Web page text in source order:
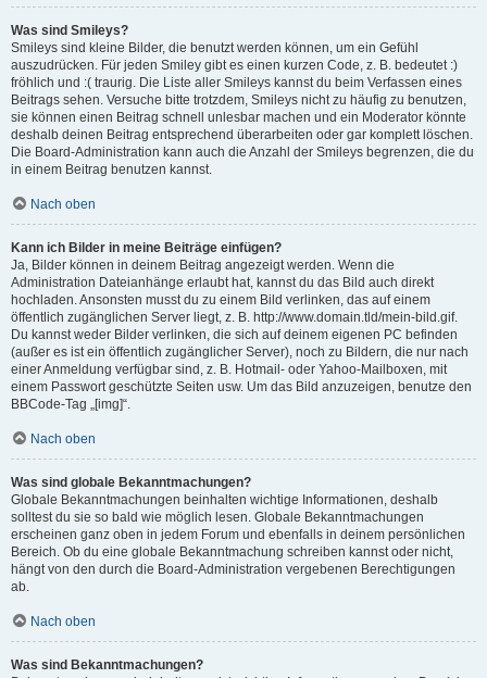
Was sind Smileys?
Smileys sind kleine Bilder, die benutzt werden können, um ein Gefühl
auszudrücken. Für jeden Smiley gibt es einen kurzen Code, z. B. bedeutet :)
fröhlich und :( traurig. Die Liste aller Smileys kannst du beim Verfassen eines
Beitrags sehen. Versuche bitte trotzdem, Smileys nicht zu häufig zu benutzen,
sie können einen Beitrag schnell unlesbar machen und ein Moderator könnte
deshalb deinen Beitrag entsprechend überarbeiten oder gar komplett löschen.
Die Board-Administration kann auch die Anzahl der Smileys begrenzen, die du
in einem Beitrag benutzen kannst.
Nach oben
Kann ich Bilder in meine Beiträge einfügen?
Ja, Bilder können in deinem Beitrag angezeigt werden. Wenn die
Administration Dateianhänge erlaubt hat, kannst du das Bild auch direkt
hochladen. Ansonsten musst du zu einem Bild verlinken, das auf einem
öffentlich zugänglichen Server liegt, z. B. http://www.domain.tld/mein-bild.gif.
Du kannst weder Bilder verlinken, die sich auf deinem eigenen PC befinden
(außer es ist ein öffentlich zugänglicher Server), noch zu Bildern, die nur nach
einer Anmeldung verfügbar sind, z. B. Hotmail- oder Yahoo-Mailboxen, mit
einem Passwort geschützte Seiten usw. Um das Bild anzuzeigen, benutze den
BBCode-Tag „[img]“.
Nach oben
Was sind globale Bekanntmachungen?
Globale Bekanntmachungen beinhalten wichtige Informationen, deshalb
solltest du sie so bald wie möglich lesen. Globale Bekanntmachungen
erscheinen ganz oben in jedem Forum und ebenfalls in deinem persönlichen
Bereich. Ob du eine globale Bekanntmachung schreiben kannst oder nicht,
hängt von den durch die Board-Administration vergebenen Berechtigungen
ab.
Nach oben
Was sind Bekanntmachungen?